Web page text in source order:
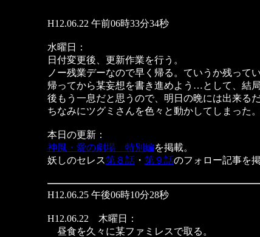
H12.06.22 午前06時33分34秒
水曜日：
日付変更後、更新作業を行う。
ノー残業デーなので早く帰る。ていうか残って
帰ってから某妄想を書き進めよう…として、結
後もう一息だと思うので、明日の晩には出来るだ
ちなみにツグミさんを色々と動かしてしまった
本日の更新：
神風・愛の劇場 特別編を掲載。
妖しのセレス第８話・ 第９話のフォロー記事を掲
H12.06.25 午後06時10分28秒
H12.06.22 木曜日：
昼食を久々に某ファミレスで取る。